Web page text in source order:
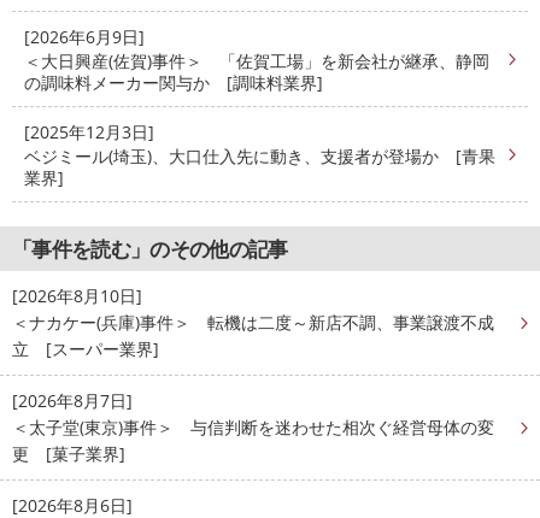
[2026年6月9日]
＜大日興産(佐賀)事件＞ 「佐賀工場」を新会社が継承、静岡
の調味料メーカー関与か [調味料業界]
[2025年12月3日]
ベジミール(埼玉)、大口仕入先に動き、支援者が登場か [青果
業界]
「事件を読む」のその他の記事
[2026年8月10日]
＜ナカケー(兵庫)事件＞ 転機は二度～新店不調、事業譲渡不成
立 [スーパー業界]
[2026年8月7日]
＜太子堂(東京)事件＞ 与信判断を迷わせた相次ぐ経営母体の変
更 [菓子業界]
[2026年8月6日]